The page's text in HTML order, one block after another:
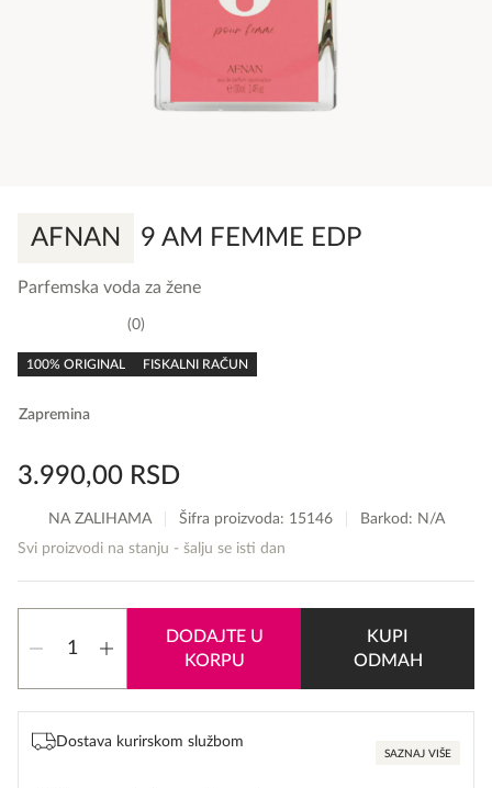
AFNAN 9 AM FEMME EDP
rating
0
100% ORIGINAL FISKALNI RAČUN
Parfemska voda za žene
Zapremina
3.990,00 RSD
NA ZALIHAMA Šifra proizvoda: 15146
Barkod: N/A
Svi proizvodi na stanju - šalju se isti dan
9
Femme
edp
količina
DODAJTE U
KORPU
KUPI
ODMAH
Dostava kurirskom službom
SAZNAJ VIŠE